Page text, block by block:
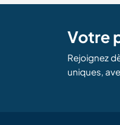
Votre
Rejoignez
uniques,